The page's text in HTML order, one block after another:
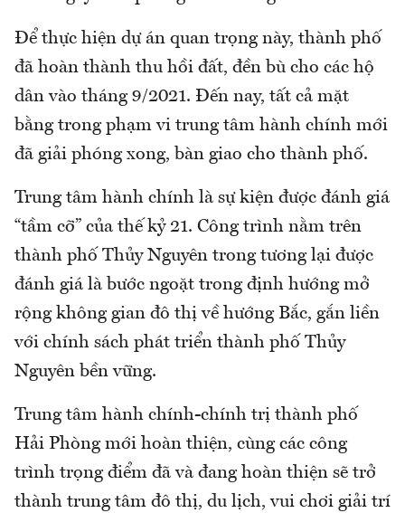
Để thực hiện dự án quan trọng này, thành phố
đã hoàn thành thu hồi đất, đền bù cho các hộ
dân vào tháng 9/2021. Đến nay, tất cả mặt
bằng trong phạm vi trung tâm hành chính mới
đã giải phóng xong, bàn giao cho thành phố.
Trung tâm hành chính là sự kiện được đánh giá
“tầm cỡ” của thế kỷ 21. Công trình nằm trên
thành phố Thủy Nguyên trong tương lại được
đánh giá là bước ngoặt trong định hướng mở
rộng không gian đô thị về hướng Bắc, gắn liền
với chính sách phát triển thành phố Thủy
Nguyên bền vững.
Trung tâm hành chính-chính trị thành phố
Hải Phòng mới hoàn thiện, cùng các công
trình trọng điểm đã và đang hoàn thiện sẽ trở
thành trung tâm đô thị, du lịch, vui chơi giải trí